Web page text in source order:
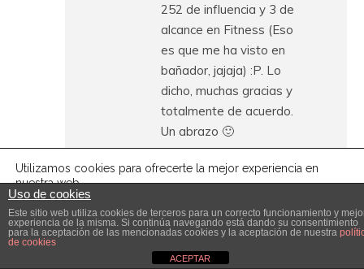
252 de influencia y 3 de
alcance en Fitness (Eso
es que me ha visto en
bañador, jajaja) :P. Lo
dicho, muchas gracias y
totalmente de acuerdo.
Un abrazo 🙂
Responder
Uso de cookies
Este sitio web utiliza cookies de terceros para un correcto funcionamiento y
experiencia de la misma. Si continúa navegando está dando su consentimiento
para la aceptación de las mencionadas cookies y la aceptación de nuestra
de cookies
ACEPTAR
Utilizamos cookies para ofrecerte la mejor experiencia en
nuestra web.
Puedes aprender más sobre qué cookies utilizamos o
desactivarlas en losajustes.
Aceptar